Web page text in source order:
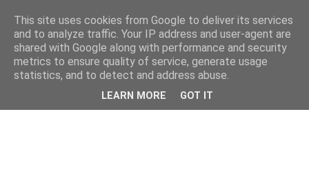
This site uses cookies from Google to deliver its services
and to analyze traffic. Your IP address and user-agent are
shared with Google along with performance and security
metrics to ensure quality of service, generate usage
statistics, and to detect and address abuse.
LEARN MORE GOT IT